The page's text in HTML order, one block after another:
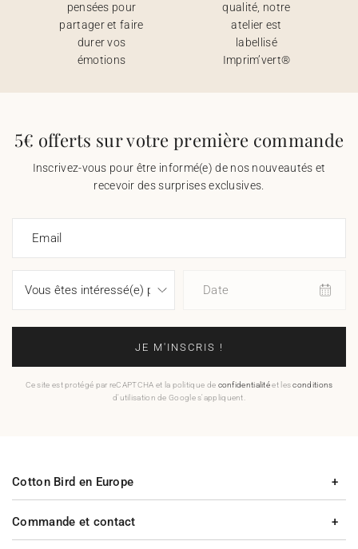
pensées pour
partager et faire
durer vos
émotions
qualité, notre
atelier est
labellisé
Imprim’vert®
5€ offerts sur votre première commande
Inscrivez-vous pour être informé(e) de nos nouveautés et
recevoir des surprises exclusives.
Email
Date
JE M'INSCRIS !
Ce site est protégé par reCAPTCHA et la politique de confidentialitéet lesconditions
d'utilisation de Google s'appliquent.
Commande et contact
Cotton Bird en Europe